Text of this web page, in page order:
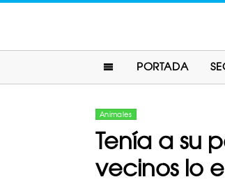
PORTADA
Animales
Tenía a su
vecinos lo